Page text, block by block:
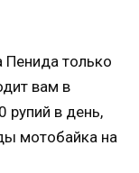
Пенида только
вам в
рупий в день,
мотобайка на